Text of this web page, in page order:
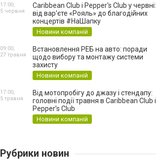
Caribbean Club і Pepper's Club у червні:
від вар'єте «Рояль» до благодійних
концертів #НаШапку
Новини компаній
17:00,
5 червня
Встановлення РЕБ на авто: поради
щодо вибору та монтажу системи
захисту
Новини компаній
09:00,
27 травня
Від мотопробігу до джазу і стендапу:
головні події травня в Caribbean Club і
Pepper’s Club
Новини компаній
17:00,
5 травня
Рубрики новин